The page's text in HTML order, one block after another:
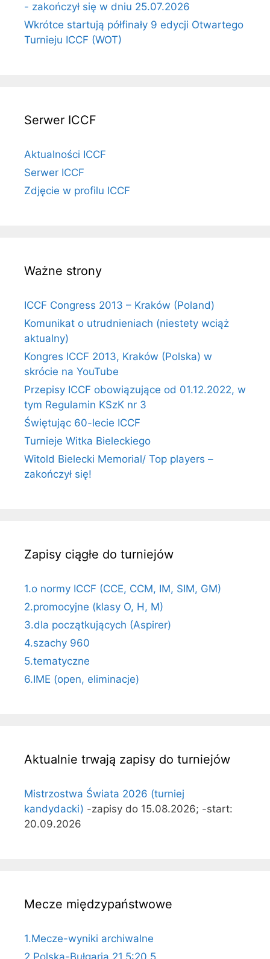
- zakończył się w dniu 25.07.2026
Wkrótce startują półfinały 9 edycji Otwartego
Turnieju ICCF (WOT)
Serwer ICCF
Aktualności ICCF
Serwer ICCF
Zdjęcie w profilu ICCF
Ważne strony
ICCF Congress 2013 – Kraków (Poland)
Komunikat o utrudnieniach (niestety wciąż
aktualny)
Kongres ICCF 2013, Kraków (Polska) w
skrócie na YouTube
Przepisy ICCF obowiązujące od 01.12.2022, w
tym Regulamin KSzK nr 3
Świętując 60-lecie ICCF
Turnieje Witka Bieleckiego
Witold Bielecki Memorial/ Top players –
zakończył się!
Zapisy ciągłe do turniejów
1.o normy ICCF (CCE, CCM, IM, SIM, GM)
2.promocyjne (klasy O, H, M)
3.dla początkujących (Aspirer)
4.szachy 960
5.tematyczne
6.IME (open, eliminacje)
Aktualnie trwają zapisy do turniejów
Mistrzostwa Świata 2026 (turniej
kandydacki) -zapisy do 15.08.2026; -start:
20.09.2026
Mecze międzypaństwowe
1.Mecze-wyniki archiwalne
2.Polska-Bułgaria 21,5:20,5